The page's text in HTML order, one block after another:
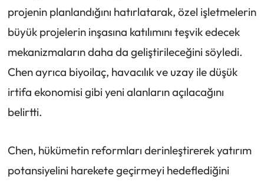
projenin planlandığını hatırlatarak, özel işletmelerin
büyük projelerin inşasına katılımını teşvik edecek
mekanizmaların daha da geliştirileceğini söyledi.
Chen ayrıca biyoilaç, havacılık ve uzay ile düşük
irtifa ekonomisi gibi yeni alanların açılacağını
belirtti.
Chen, hükümetin reformları derinleştirerek yatırım
potansiyelini harekete geçirmeyi hedeflediğini